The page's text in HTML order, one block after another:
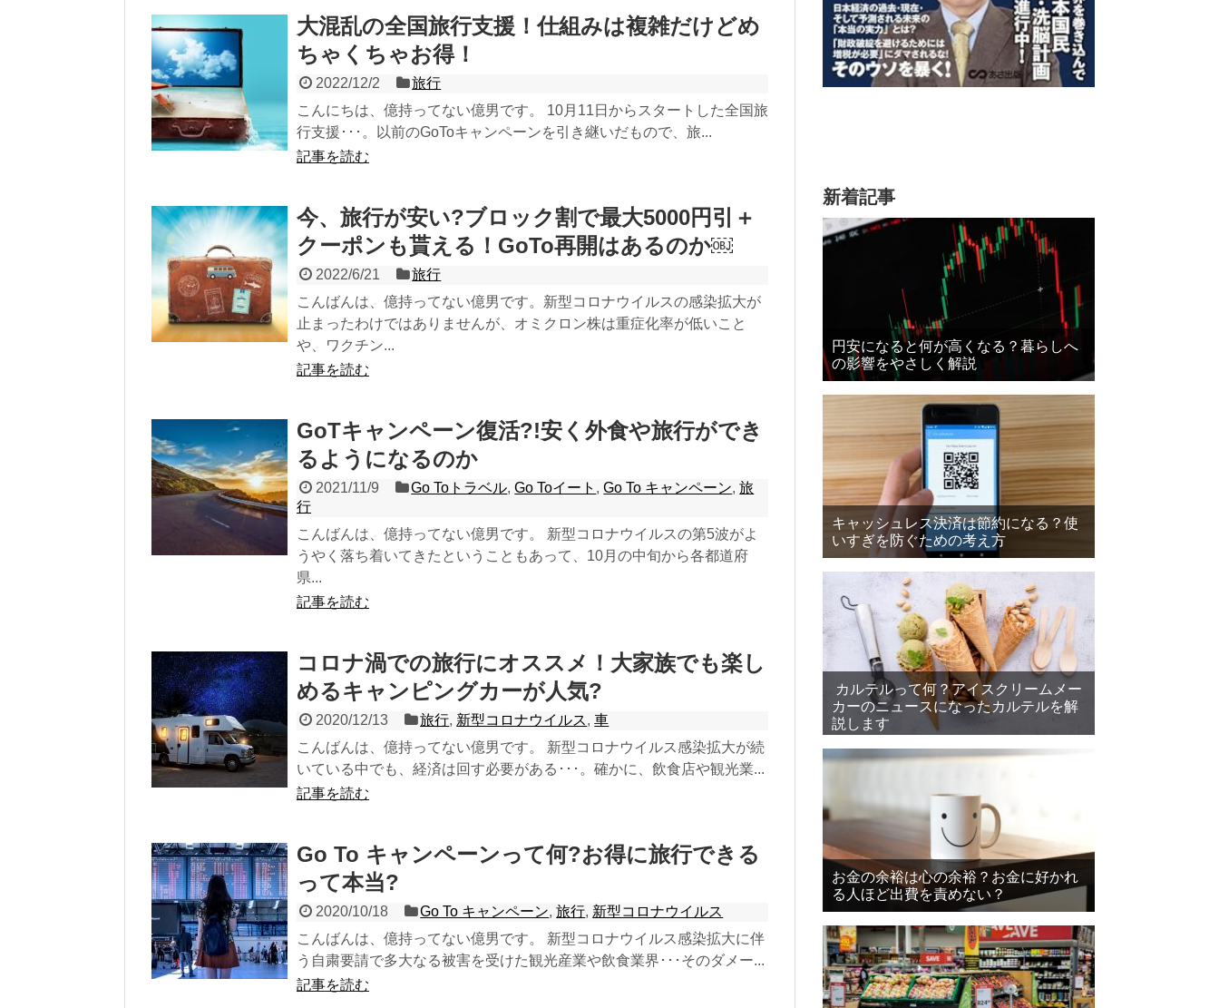
大混乱の全国旅行支援！仕組みは複雑だけどめ
ちゃくちゃお得！
2022/12/2
旅行
こんにちは、億持ってない億男です。 10月11日からスタートした全国旅
行支援･･･。以前のGoToキャンペーンを引き継いだもので、旅...
記事を読む
今、旅行が安い?ブロック割で最大5000円引＋
クーポンも貰える！GoTo再開はあるのか￼
2022/6/21
旅行
こんばんは、億持ってない億男です。新型コロナウイルスの感染拡大が
止まったわけではありませんが、オミクロン株は重症化率が低いこと
や、ワクチン...
記事を読む
GoTキャンペーン復活?!安く外食や旅行ができ
るようになるのか
2021/11/9 Go Toトラベル,Go Toイート ,Go To キャンペーン,旅
行
こんばんは、億持ってない億男です。 新型コロナウイルスの第5波がよ
うやく落ち着いてきたということもあって、10月の中旬から各都道府
県...
記事を読む
コロナ渦での旅行にオススメ！大家族でも楽し
めるキャンピングカーが人気?
2020/12/13 旅行, 新型コロナウイルス,車
こんばんは、億持ってない億男です。 新型コロナウイルス感染拡大が続
いている中でも、経済は回す必要がある･･･。確かに、飲食店や観光業...
記事を読む
Go To キャンペーンって何?お得に旅行できる
って本当?
2020/10/18 Go To キャンペーン,旅行, 新型コロナウイルス
こんばんは、億持ってない億男です。 新型コロナウイルス感染拡大に伴
う自粛要請で多大なる被害を受けた観光産業や飲食業界･･･そのダメー...
記事を読む
新着記事
円安になると何が高くなる？暮らしへ
の影響をやさしく解説
キャッシュレス決済は節約になる？使
いすぎを防ぐための考え方
カルテルって何？アイスクリームメー
カーのニュースになったカルテルを解
説します
お金の余裕は心の余裕？お金に好かれ
る人ほど出費を責めない？